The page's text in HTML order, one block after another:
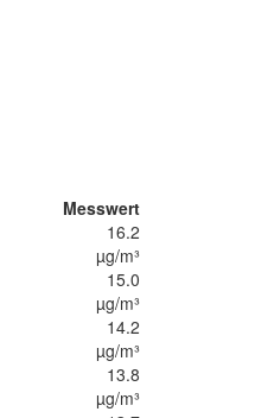
Messwert
16.2
µg/m³
15.0
µg/m³
14.2
µg/m³
13.8
µg/m³